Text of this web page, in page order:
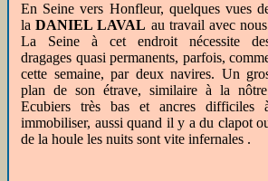
En Seine vers Honfleur, quelques vues
laDANIEL LAVAL au travail avec
La Seine à cet endroit nécessite
dragages quasi permanents, parfois,
cette semaine, par deux navires. Un
plan de son étrave, similaire à la
Ecubiers très bas et ancres difficiles
immobiliser, aussi quand il y a du clapot
de la houle les nuits sont vite infernales .